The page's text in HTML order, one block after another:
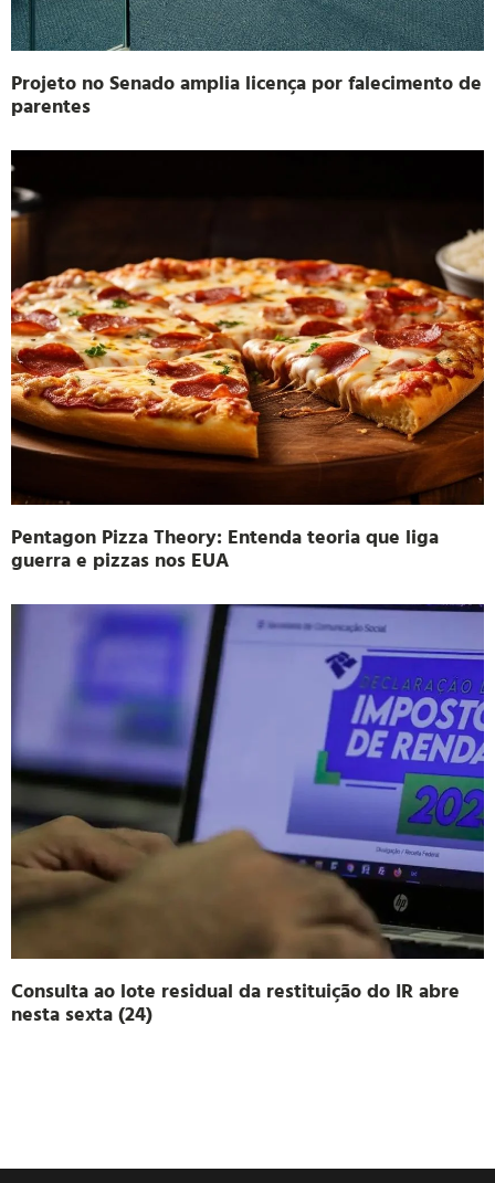
Projeto no Senado amplia licença por falecimento de
parentes
Pentagon Pizza Theory: Entenda teoria que liga
guerra e pizzas nos EUA
Consulta ao lote residual da restituição do IR abre
nesta sexta (24)